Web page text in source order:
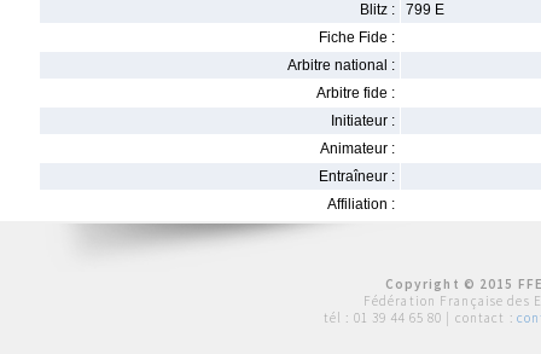
Blitz :
799 E
Fiche Fide :
Arbitre national :
Arbitre fide :
Initiateur :
Animateur :
Entraîneur :
Affiliation :
Copyright © 2015
Fédération Française des
tél : 01 39 44 65 80 | contact :